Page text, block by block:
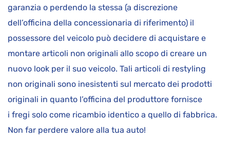
garanzia o perdendo la stessa (a discrezione
dell’officina della concessionaria di riferimento) il
possessore del veicolo può decidere di acquistare e
montare articoli non originali allo scopo di creare un
nuovo look per il suo veicolo. Tali articoli di restyling
non originali sono inesistenti sul mercato dei prodotti
originali in quanto l’officina del produttore fornisce
i fregi solo come ricambio identico a quello di fabbrica.
Non far perdere valore alla tua auto!